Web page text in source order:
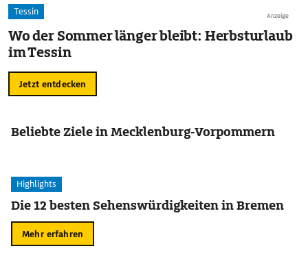
Anzeige
Tessin
Wo der Sommer länger bleibt: Herbsturlaub
im Tessin
Jetzt entdecken
Beliebte Ziele in Mecklenburg-Vorpommern
Highlights
Die 12 besten Sehenswürdigkeiten in Bremen
Mehr erfahren